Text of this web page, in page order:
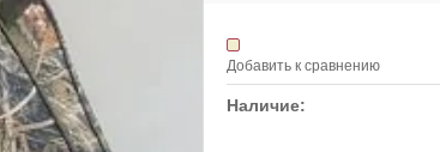
Добавить к сравнению
Наличие: